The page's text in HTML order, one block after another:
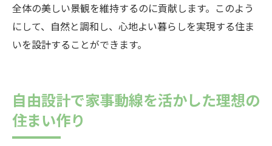
全体の美しい景観を維持するのに貢献します。このよう
にして、自然と調和し、心地よい暮らしを実現する住ま
いを設計することができます。
自由設計で家事動線を活かした理想の
住まい作り